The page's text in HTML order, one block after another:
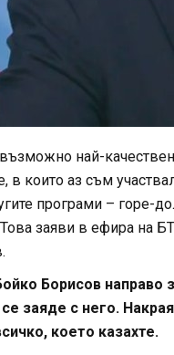
най-
в които аз съм
програми – горе-
Това заяви в ефира
Борисов
заяде с него.
което казахте.